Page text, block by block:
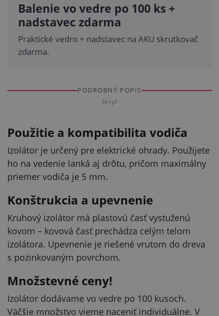
Balenie vo vedre po 100 ks +
nadstavec zdarma
Praktické vedro + nadstavec na AKU skrutkovač
zdarma.
PODROBNÝ POPIS
Skryť
Použitie a kompatibilita vodiča
Izolátor je určený pre elektrické ohrady. Použijete
ho na vedenie lanká aj drôtu, pričom maximálny
priemer vodiča je 5 mm.
Konštrukcia a upevnenie
Kruhový izolátor má plastovú časť vystuženú
kovom – kovová časť prechádza celým telom
izolátora. Upevnenie je riešené vrutom do dreva
s pozinkovaným povrchom.
Množstevné ceny!
Izolátor dodávame vo vedre po 100 kusoch.
Väčšie množstvo vieme naceniť individuálne. V